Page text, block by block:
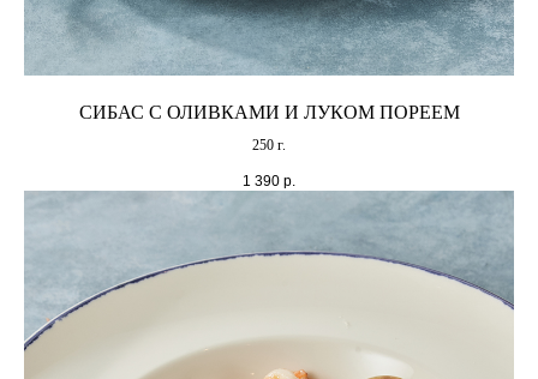
СИБАС С ОЛИВКАМИ И ЛУКОМ ПОРЕЕМ
250 г.
1 390 р.